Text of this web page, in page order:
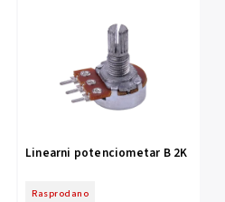
Linearni potenciometar B 2K
Rasprodano